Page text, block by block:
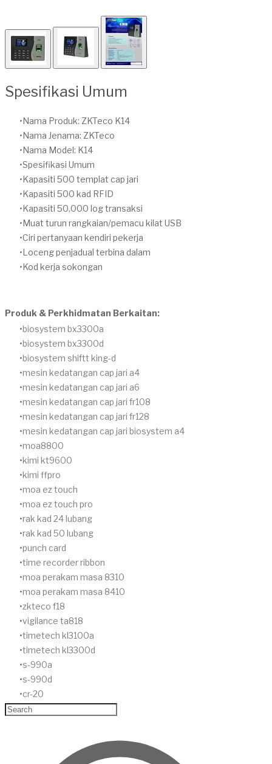
Spesifikasi Umum
Nama Produk: ZKTeco K14
Nama Jenama: ZKTeco
Nama Model: K14
Spesifikasi Umum
Kapasiti 500 templat cap jari
Kapasiti 500 kad RFID
Kapasiti 50,000 log transaksi
Muat turun rangkaian/pemacu kilat USB
Ciri pertanyaan kendiri pekerja
Loceng penjadual terbina dalam
Kod kerja sokongan
Produk & Perkhidmatan Berkaitan:
​biosystem bx3300a
​biosystem bx3300d
biosystem shiftt king-d
mesin kedatangan cap jari a4
mesin kedatangan cap jari a6
mesin kedatangan cap jari fr108
mesin kedatangan cap jari fr128
mesin kedatangan cap jari biosystem a4
moa8800
kimi kt9600
kimi ffpro
moa ez touch
moa ez touch pro
rak kad 24 lubang
rak kad 50 lubang
punch card
time recorder ribbon
moa perakam masa 8310
moa perakam masa 8410
zkteco f18
vigilance ta818
timetech kl3100a
timetech kl3300d
s-990a
s-990d
cr-20